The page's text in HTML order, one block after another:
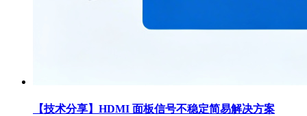
【技术分享】HDMI 面板信号不稳定简易解决方案